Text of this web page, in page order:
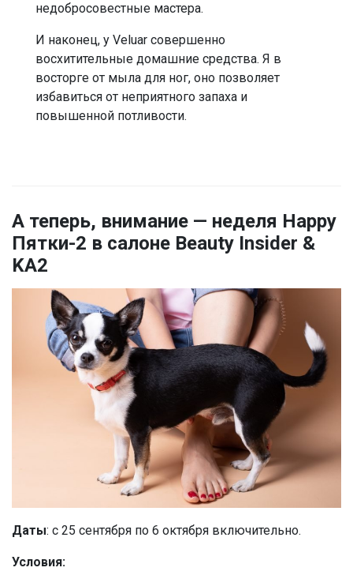
недобросовестные мастера.
И наконец, у Veluar совершенно
восхитительные домашние средства. Я в
восторге от мыла для ног, оно позволяет
избавиться от неприятного запаха и
повышенной потливости.
А теперь, внимание — неделя Happy
Пятки-2 в салоне Beauty Insider &
KA2
Даты: с 25 сентября по 6 октября включительно.
Условия: